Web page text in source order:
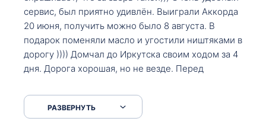
сервис, был приятно удивлён. Выиграли Аккорда
20 июня, получить можно было 8 августа. В
подарок поменяли масло и угостили ништяками в
дорогу )))) Домчал до Иркутска своим ходом за 4
дня. Дорога хорошая, но не везде. Перед
серпантинах по пути следования.
РАЗВЕРНУТЬ